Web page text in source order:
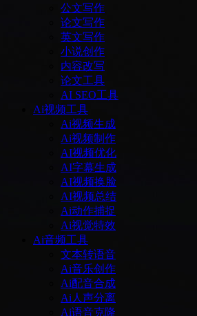
公文写作
论文写作
英文写作
小说创作
内容改写
论文工具
AI SEO工具
Ai视频工具
Ai视频生成
Ai视频制作
AI视频优化
AI字幕生成
AI视频换脸
AI视频总结
Ai动作捕捉
Ai视觉特效
Ai音频工具
文本转语音
Ai音乐创作
Ai配音合成
Ai人声分离
Ai语音克隆